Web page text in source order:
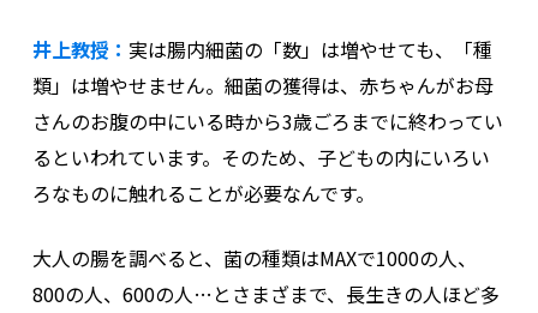
井上教授： 実は腸内細菌の「数」は増やせても、「種
類」は増やせません。細菌の獲得は、赤ちゃんがお母
さんのお腹の中にいる時から3歳ごろまでに終わってい
るといわれています。そのため、子どもの内にいろい
ろなものに触れることが必要なんです。
大人の腸を調べると、菌の種類はMAXで1000の人、
800の人、600の人…とさまざまで、長生きの人ほど多